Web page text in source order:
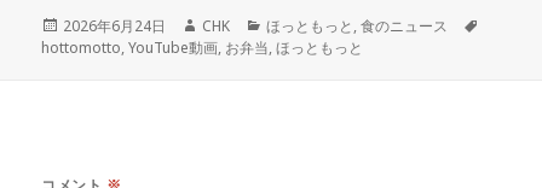
投
稿
2026年6月24日
作
成
CHK
カ
テ
ほっともっと ,食のニュース
hottomotto,YouTube動画, お弁当,ほっともっと